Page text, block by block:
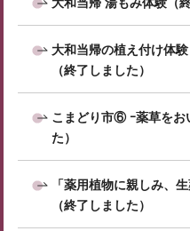
大和当帰の植え付け体
（終了しました）
こまどり市⑥ ｰ薬草をお
た）
「薬用植物に親しみ、
（終了しました）